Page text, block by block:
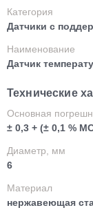
Категория
Датчики с
Наименование
Датчик
Технические
Основная
± 0,3 + (± 0,1 %
Диаметр, мм
6
Материал
нержавеющая